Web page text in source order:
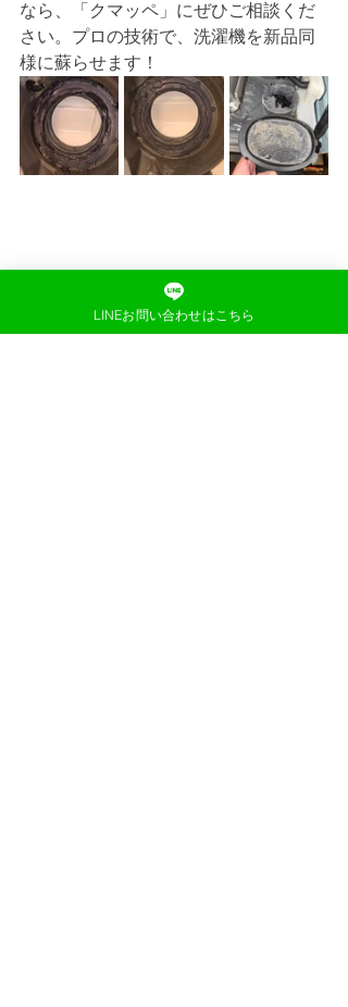
なら、「クマッペ」にぜひご相談くだ
さい。プロの技術で、洗濯機を新品同
様に蘇らせます！
LINEお問い合わせはこちら